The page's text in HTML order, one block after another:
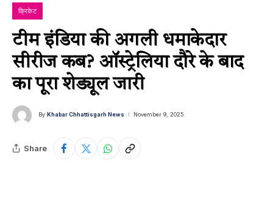
क्रिकेट
टीम इंडिया की अगली धमाकेदार
सीरीज कब? ऑस्ट्रेलिया दौरे के बाद
का पूरा शेड्यूल जारी
By Khabar Chhattisgarh News November 9, 2025
Share